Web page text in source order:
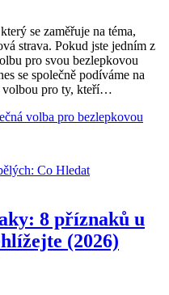
se zaměřuje na téma,
strava. Pokud jste jedním z
pro svou bezlepkovou
se společně podíváme na
volbou pro ty, kteří…
volba pro bezlepkovou
8 příznaků u
(2026)